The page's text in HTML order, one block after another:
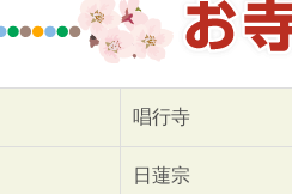
唱行寺
日蓮宗